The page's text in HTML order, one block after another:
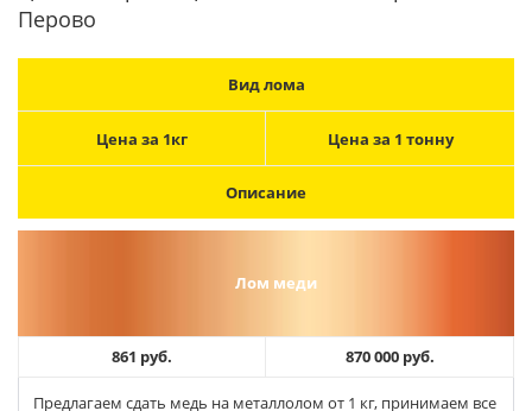
Перово
Вид лома
Цена за 1кг Цена за 1 тонну
Описание
Лом меди
861 руб. 870 000 руб.
Предлагаем сдать медь на металлолом от 1 кг, принимаем все